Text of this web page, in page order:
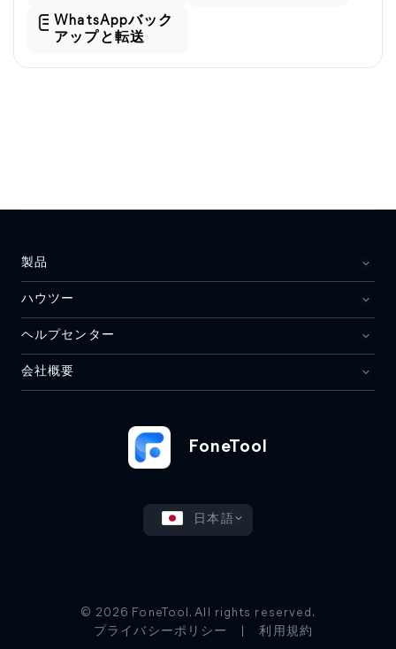
WhatsAppバック
アップと転送
FoneTool
日本語
製品
ハウツー
ヘルプセンター
会社概要
© 2026 FoneTool. All rights reserved.
プライバシーポリシー
利用規約